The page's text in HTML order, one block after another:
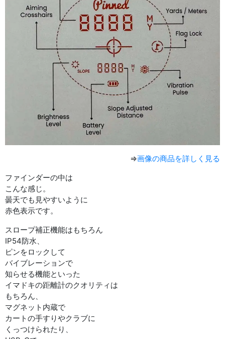
⇒画像の商品を詳しく見る
ファインダーの中は
こんな感じ。
曇天でも見やすいように
赤色表示です。
スロープ補正機能はもちろん
IP54防水、
ピンをロックして
バイブレーションで
知らせる機能といった
イマドキの距離計のクオリティは
もちろん、
マグネット内蔵で
カートの手すりやクラブに
くっつけられたり、